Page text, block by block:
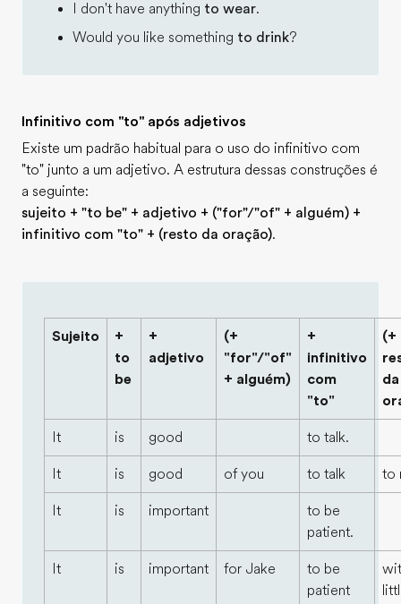
I don't have anything to wear.
Would you like something to drink?
Infinitivo com "to" após adjetivos
Existe um padrão habitual para o uso do infinitivo com
"to" junto a um adjetivo. A estrutura dessas construções é
a seguinte:
sujeito + "to be" + adjetivo + ("for"/"of" + alguém) +
infinitivo com "to" + (resto da oração).
Sujeito
+
to
be
+
adjetivo
(+
"for"/"of"
+ alguém)
+
infinitivo
com
"to"
(+
da
It is good to talk.
It is good of you to talk to
It is important
to be
patient.
It is important for Jake
to be
patient